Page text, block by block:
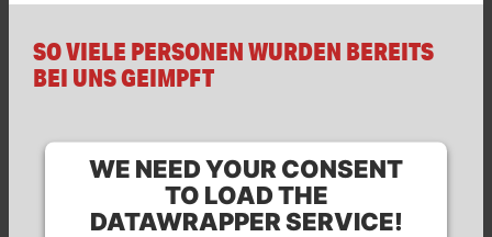
SO VIELE PERSONEN WURDEN BEREITS
BEI UNS GEIMPFT
WE NEED YOUR CONSENT
TO LOAD THE
DATAWRAPPER SERVICE!